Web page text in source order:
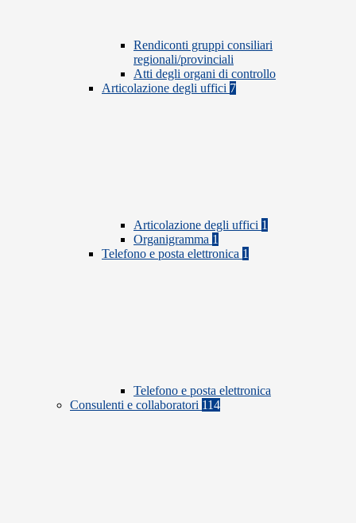
Rendiconti gruppi consiliari
regionali/provinciali
Atti degli organi di controllo
Articolazione degli uffici 7
Articolazione degli uffici 1
Organigramma 1
Telefono e posta elettronica 1
Telefono e posta elettronica
Consulenti e collaboratori 114